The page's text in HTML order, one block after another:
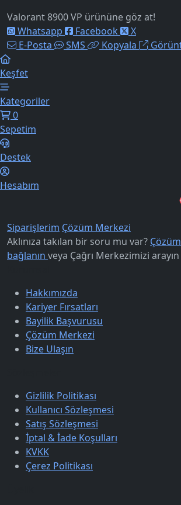
Valorant 8900 VP ürününe göz at!
Whatsapp
Facebook
X
E-Posta
SMS Kopyala
Keşfet
Kategoriler
0
Sepetim
Destek
Hesabım
Siparişlerim Çözüm Merkezi
Aklınıza takılan bir soru mu var?
bağlanın veya Çağrı Merkezimizi arayın
Hakkımızda
Kariyer Fırsatları
Bayilik Başvurusu
Çözüm Merkezi
Bize Ulaşın
Gizlilik Politikası
Kullanıcı Sözleşmesi
Satış Sözleşmesi
İptal & İade Koşulları
KVKK
Çerez Politikası